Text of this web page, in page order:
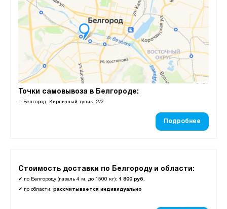
Точки самовывоза в Белгороде:
г. Белгород, Кирпичный тупик, 2/2
Подробнее
Стоимость доставки по Белгороду и области:
✔ по Белгороду (газель 4 м, до 1500 кг): 1 800 руб.
✔ по области: рассчитывается индивидуально